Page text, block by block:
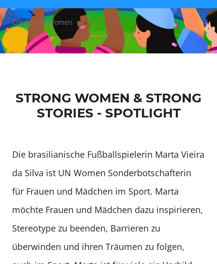
Credit: UN Women
STRONG WOMEN & STRONG
STORIES - SPOTLIGHT
Die brasilianische Fußballspielerin Marta Vieira
da Silva ist UN Women Sonderbotschafterin
für Frauen und Mädchen im Sport. Marta
möchte Frauen und Mädchen dazu inspirieren,
Stereotype zu beenden, Barrieren zu
überwinden und ihren Träumen zu folgen,